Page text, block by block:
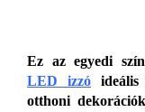
Ez az egyedi
LED izzóideális
otthoni